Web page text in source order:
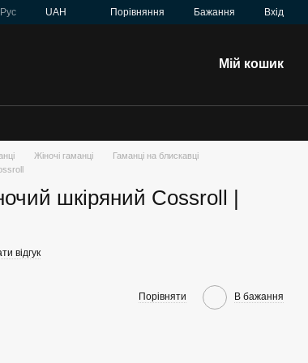
Рус UAH Порівняння Бажання Вхід
Мій кошик
Жіночі гаманці
Гаманці на блискавці
шкіряний Cossroll |
відгук
Порівняти В бажання